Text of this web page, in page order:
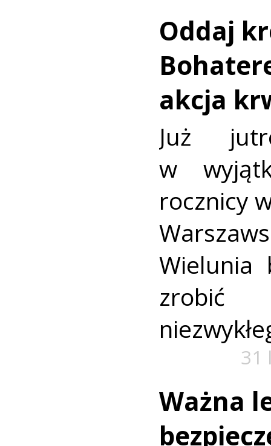
Oddaj
akcja
Już
w
rocznicy
Wielunia
zrobić
31
Ważna